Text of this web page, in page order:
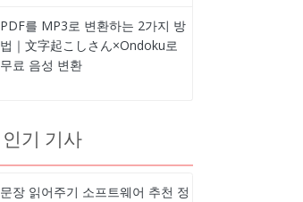
PDF를 MP3로 변환하는 2가지 방
법｜文字起こしさん×Ondoku로
무료 음성 변환
인기 기사
문장 읽어주기 소프트웨어 추천 정